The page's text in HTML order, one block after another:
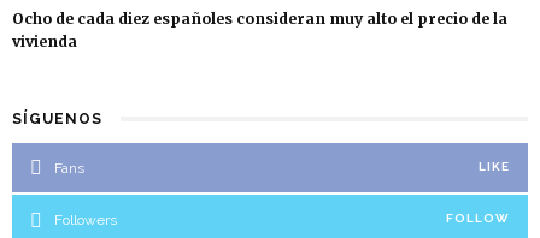
Ocho de cada diez españoles consideran muy alto el precio de la
vivienda
SÍGUENOS
Fans LIKE
Followers FOLLOW